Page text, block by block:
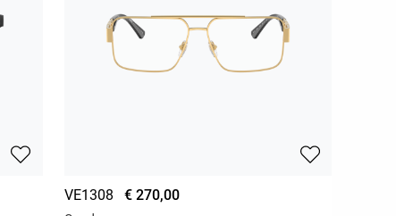
VE1308 € 270,00